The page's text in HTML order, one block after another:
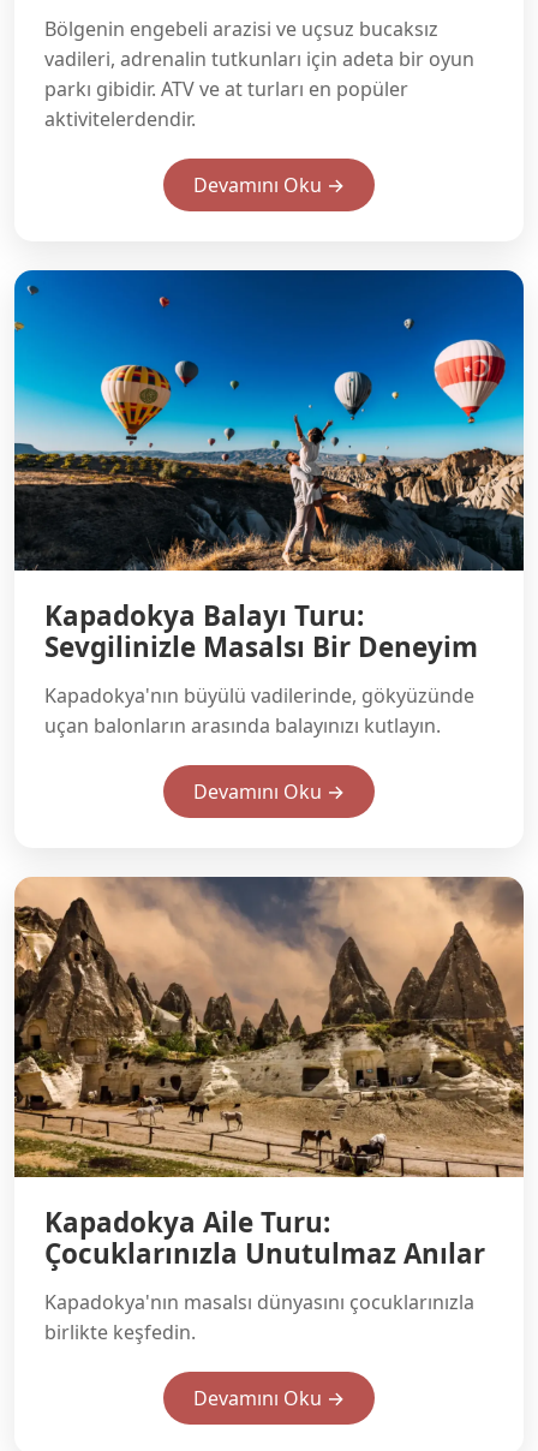
Bölgenin engebeli arazisi ve uçsuz bucaksız
vadileri, adrenalin tutkunları için adeta bir oyun
parkı gibidir. ATV ve at turları en popüler
aktivitelerdendir.
Devamını Oku →
Kapadokya Balayı Turu:
Sevgilinizle Masalsı Bir Deneyim
Kapadokya'nın büyülü vadilerinde, gökyüzünde
uçan balonların arasında balayınızı kutlayın.
Devamını Oku →
Kapadokya Aile Turu:
Çocuklarınızla Unutulmaz Anılar
Kapadokya'nın masalsı dünyasını çocuklarınızla
birlikte keşfedin.
Devamını Oku →